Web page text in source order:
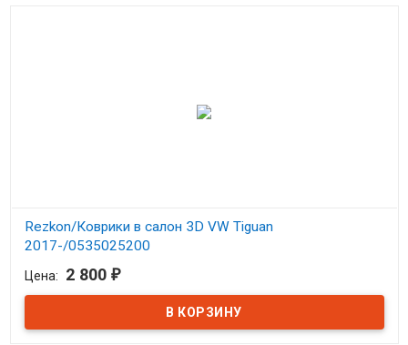
Rezkon/Коврики в салон 3D VW Tiguan
2017-/0535025200
В наличии
Цена: 2 800 ₽